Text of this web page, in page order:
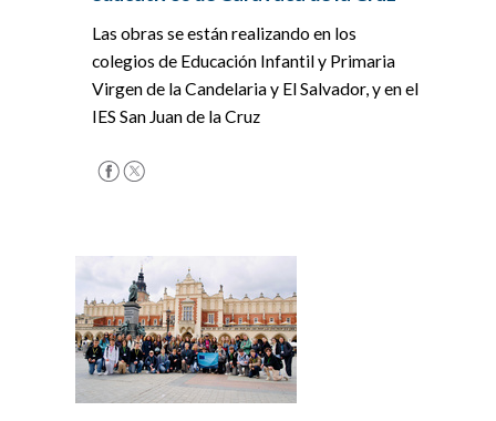
Las obras se están realizando en los
colegios de Educación Infantil y Primaria
Virgen de la Candelaria y El Salvador, y en el
IES San Juan de la Cruz